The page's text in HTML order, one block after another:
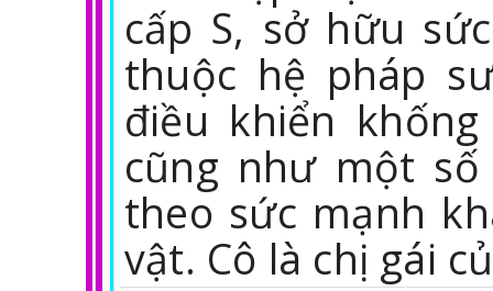
cấp S, sở hữu
thuộc hệ pháp
điều khiển
cũng như một
theo sức mạnh
vật. Cô là chị gái